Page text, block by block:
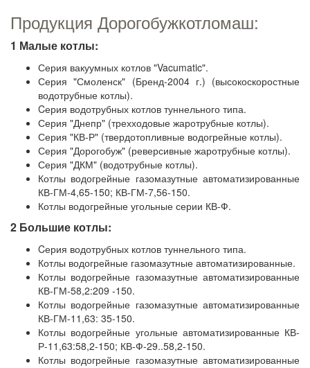
Продукция Дорогобужкотломаш:
1 Малые котлы:
Серия вакуумных котлов "Vacumatic".
Серия "Смоленск" (Бренд-2004 г.) (высокоскоростные
водотрубные котлы).
Cерия водотрубных котлов туннельного типа.
Серия "Днепр" (трехходовые жаротрубные котлы).
Серия "КВ-Р" (твердотопливные водогрейные котлы).
Серия "Дорогобуж" (реверсивные жаротрубные котлы).
Серия "ДКМ" (водотрубные котлы).
Котлы водогрейные газомазутные автоматизированные
КВ-ГМ-4,65-150; КВ-ГМ-7,56-150.
Котлы водогрейные угольные серии КВ-Ф.
2 Большие котлы:
Cерия водотрубных котлов туннельного типа.
Котлы водогрейные газомазутные автоматизированные.
Котлы водогрейные газомазутные автоматизированные
КВ-ГМ-58,2:209 -150.
Котлы водогрейные газомазутные автоматизированные
КВ-ГМ-11,63: 35-150.
Котлы водогрейные угольные автоматизированные КВ-
Р-11,63:58,2-150; КВ-Ф-29..58,2-150.
Котлы водогрейные газомазутные автоматизированные